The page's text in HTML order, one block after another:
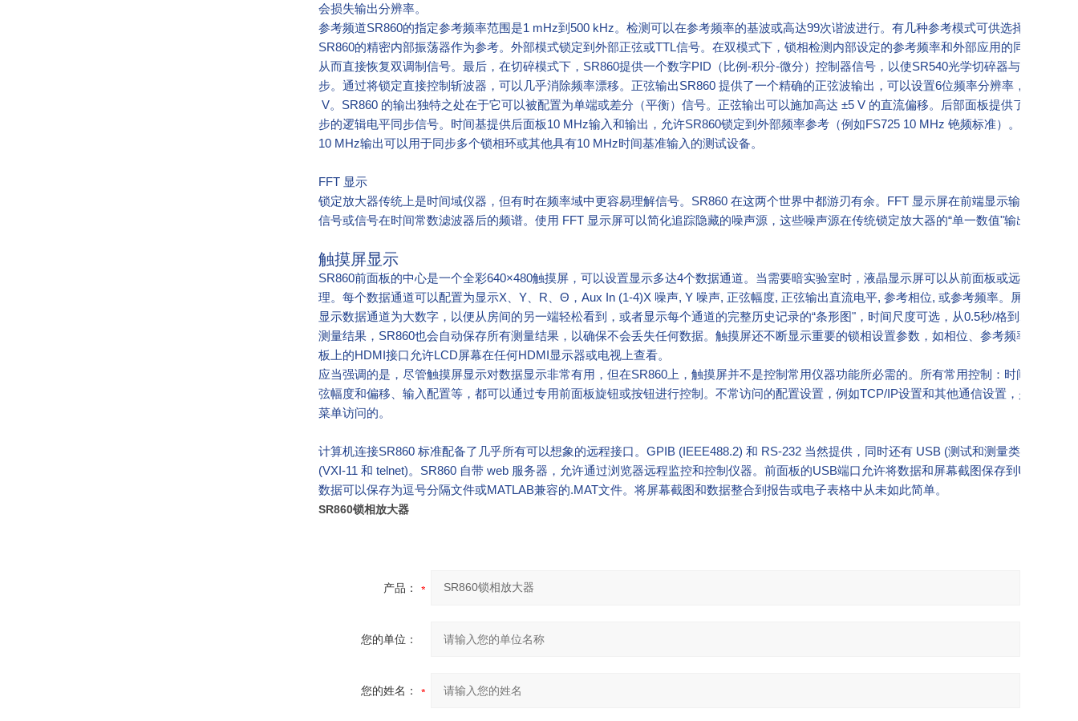
会损失输出分辨率。
参考频道SR860的指定参考频率范围是1 mHz到500 kHz。检测可以在参考频率的基波或高达99次谐波进行。有几种参考模式可供选择：内部模
SR860的精密内部振荡器作为参考。外部模式锁定到外部正弦或TTL信号。在双模式下，锁相检测内部设定的参考频率和外部应用的同步信号之
从而直接恢复双调制信号。最后，在切碎模式下，SR860提供一个数字PID（比例-积分-微分）控制器信号，以使SR540光学切碎器与锁相的内
步。通过将锁定直接控制斩波器，可以几乎消除频率漂移。正弦输出SR860 提供了一个精确的正弦波输出，可以设置6位频率分辨率，幅度范围
V。SR860 的输出独特之处在于它可以被配置为单端或差分（平衡）信号。正弦输出可以施加高达 ±5 V 的直流偏移。后部面板提供了一个与正
步的逻辑电平同步信号。时间基提供后面板10 MHz输入和输出，允许SR860锁定到外部频率参考（例如FS725 10 MHz 铯频标准）。或者，
10 MHz输出可以用于同步多个锁相环或其他具有10 MHz时间基准输入的测试设备。
FFT 显示
锁定放大器传统上是时间域仪器，但有时在频率域中更容易理解信号。SR860 在这两个世界中都游刃有余。FFT 显示屏在前端显示输入信号、
信号或信号在时间常数滤波器后的频谱。使用 FFT 显示屏可以简化追踪隐藏的噪声源，这些噪声源在传统锁定放大器的“单一数值"输出中会被
触摸屏显示
SR860前面板的中心是一个全彩640×480触摸屏，可以设置显示多达4个数据通道。当需要暗实验室时，液晶显示屏可以从前面板或远程接口进
理。每个数据通道可以配置为显示X、Y、R、Θ，Aux In (1-4)X 噪声, Y 噪声, 正弦幅度, 正弦输出直流电平, 参考相位, 或参考频率。屏幕可以设
显示数据通道为大数字，以便从房间的另一端轻松看到，或者显示每个通道的完整历史记录的“条形图"，时间尺度可选，从0.5秒/格到2天/格。
测量结果，SR860也会自动保存所有测量结果，以确保不会丢失任何数据。触摸屏还不断显示重要的锁相设置参数，如相位、参考频率和正弦
板上的HDMI接口允许LCD屏幕在任何HDMI显示器或电视上查看。
应当强调的是，尽管触摸屏显示对数据显示非常有用，但在SR860上，触摸屏并不是控制常用仪器功能所必需的。所有常用控制：时间常数、
弦幅度和偏移、输入配置等，都可以通过专用前面板旋钮或按钮进行控制。不常访问的配置设置，例如TCP/IP设置和其他通信设置，是通过触
菜单访问的。
计算机连接SR860 标准配备了几乎所有可以想象的远程接口。GPIB (IEEE488.2) 和 RS-232 当然提供，同时还有 USB (测试和测量类) 和以太网
(VXI-11 和 telnet)。SR860 自带 web 服务器，允许通过浏览器远程监控和控制仪器。前面板的USB端口允许将数据和屏幕截图保存到USB闪存
数据可以保存为逗号分隔文件或MATLAB兼容的.MAT文件。将屏幕截图和数据整合到报告或电子表格中从未如此简单。
SR860锁相放大器
产品：
您的单位：
您的姓名：